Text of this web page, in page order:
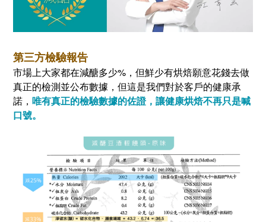
第三方檢驗報告
市場上大家都在減醣多少%，但鮮少有烘焙願意花錢去做
真正的檢測並公布數據，但這是我們對於客戶的健康承
諾， 唯有真正的檢驗數據的佐證，讓健康烘焙不再只是喊
口號。